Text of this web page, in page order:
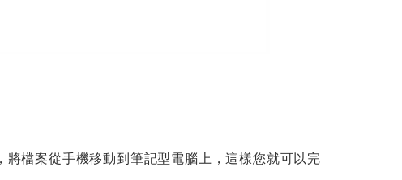
檔案從手機移動到筆記型電腦上，這樣您就可以完